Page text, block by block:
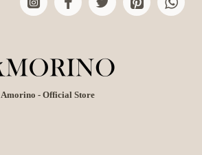
Amorino - Official Store